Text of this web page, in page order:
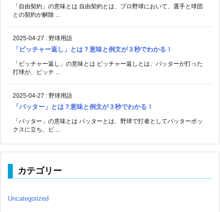
「自由契約」の意味とは 自由契約とは、プロ野球において、選手と球団
との契約が解除 ...
2025-04-27 : 野球用語
「ピッチャー返し」とは？意味と例文が３秒でわかる！
「ピッチャー返し」の意味とは ピッチャー返しとは、バッターが打った
打球が、ピッチ ...
2025-04-27 : 野球用語
「バッター」とは？意味と例文が３秒でわかる！
「バッター」の意味とは バッターとは、野球で打者としてバッターボッ
クスに立ち、ピ ...
カテゴリー
Uncategorized